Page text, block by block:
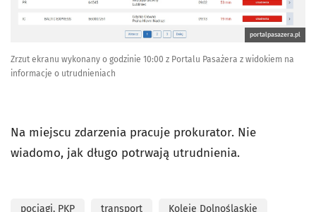
portalpasazera.pl
Zrzut ekranu wykonany o godzinie 10:00 z Portalu Pasażera z widokiem na
informacje o utrudnieniach
Na miejscu zdarzenia pracuje prokurator. Nie
wiadomo, jak długo potrwają utrudnienia.
pociągi, PKP transport Koleje Dolnośląskie